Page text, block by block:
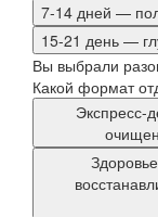
7-14 дней —
15-21 день —
Вы выбрали
Какой формат
Экспресс-